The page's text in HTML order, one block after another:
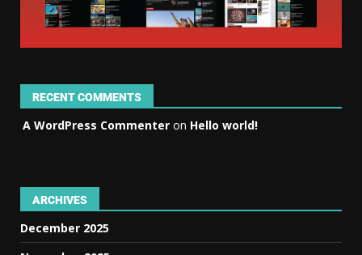
RECENT COMMENTS
A WordPress Commenter on Hello world!
ARCHIVES
December 2025